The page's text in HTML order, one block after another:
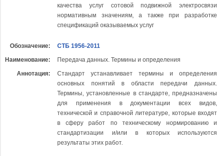
качества услуг сотовой подвижной электросвязи
нормативным значениям, а также при разработке
спецификаций оказываемых услуг
Обозначение:
СТБ 1956-2011
Наименование:
Передача данных. Термины и определения
Аннотация:
Стандарт устанавливает термины и определения
основных понятий в области передачи данных.
Термины, установленные в стандарте, предназначены
для применения в документации всех видов,
технической и справочной литературе, которые входят
в сферу работ по техническому нормированию и
стандартизации и/или в которых используются
результаты этих работ.